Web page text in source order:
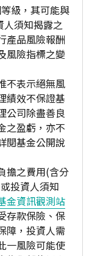
等級，其可能與
人須知揭露之
產品風險報酬
風險指標之變
不表示絕無風
績效不保證基
公司除盡善良
之盈虧，亦不
閱基金公開說
擔之費用(含分
投資人須知
金資訊觀測站
存款保險、保
障，投資人需
一風險可能使